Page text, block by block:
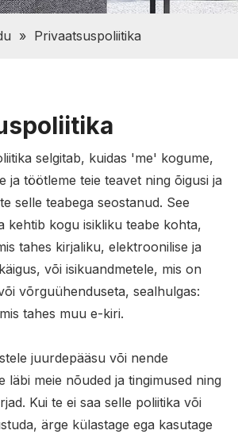
» Privaatsuspoliitika
selgitab, kuidas 'me' kogume,
ja töötleme teie teavet ning õigusi ja
selle teabega seostanud. See
kehtib kogu isikliku teabe kohta,
tahes kirjaliku, elektroonilise ja
või isikuandmetele, mis on
võrguühenduseta, sealhulgas:
tahes muu e-kiri.
juurdepääsu või nende
läbi meie nõuded ja tingimused ning
Kui te ei saa selle poliitika või
ärge külastage ega kasutage